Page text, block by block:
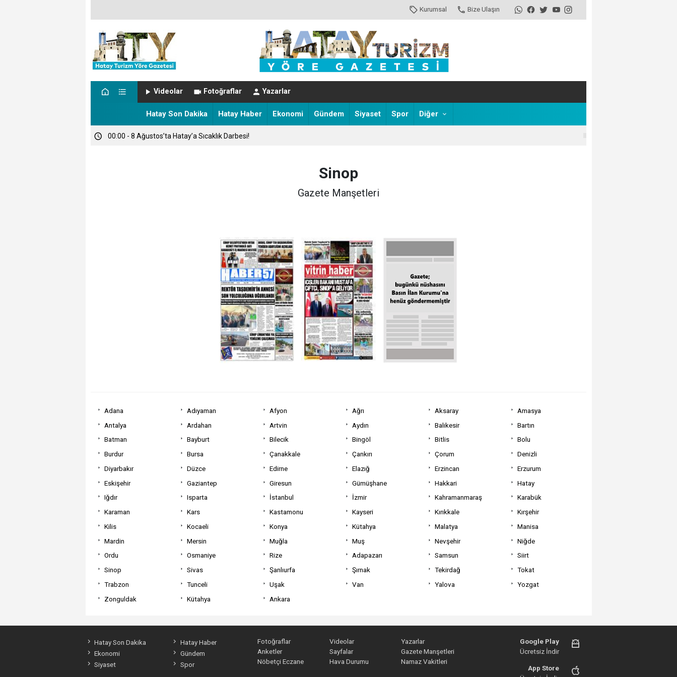
Kurumsal Bize Ulaşın
Videolar Fotoğraflar Yazarlar
Hatay Son Dakika Hatay Haber Ekonomi Gündem Siyaset Spor Diğer
00:00 - 8 Ağustos’ta Hatay’a Sıcaklık Darbesi!
Sinop
Gazete Manşetleri
Adana Adıyaman Afyon Ağrı Aksaray
Amasya
Antalya
Ardahan Artvin Aydın Balıkesir
Bartın
Batman
Bayburt Bilecik Bingöl Bitlis
Bolu
Burdur
Bursa Çanakkale Çankırı Çorum
Denizli
Diyarbakır
Düzce Edirne Elazığ Erzincan
Erzurum
Eskişehir
Gaziantep Giresun Gümüşhane Hakkari
Hatay
Iğdır
Isparta İstanbul İzmir Kahramanmaraş
Karabük
Karaman
Kars Kastamonu Kayseri Kırıkkale
Kırşehir
Kilis
Kocaeli Konya Kütahya Malatya
Manisa
Mardin
Mersin Muğla Muş Nevşehir
Niğde
Ordu
Osmaniye Rize Adapazarı Samsun
Siirt
Sinop
Sivas Şanlıurfa Şırnak Tekirdağ
Tokat
Trabzon
Tunceli Uşak Van Yalova
Yozgat
Zonguldak
Kütahya Ankara
Hatay Son Dakika
Hatay Haber
Ekonomi
Gündem
Siyaset
Spor
Fotoğraflar Videolar
Yazarlar
Anketler
Sayfalar
Gazete Manşetleri
Nöbetçi Eczane
Hava Durumu Namaz Vakitleri
Google Play
Ücretsiz İndir
App Store